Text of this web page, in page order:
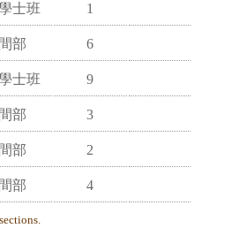
士班 1
部 6
士班 9
部 3
部 2
部 4